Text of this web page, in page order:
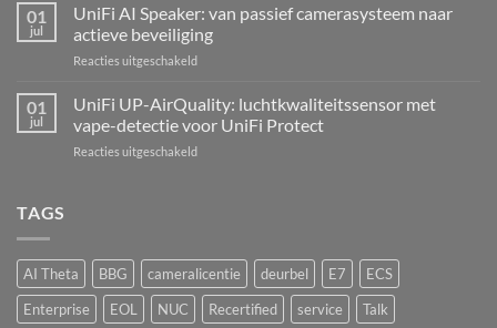
voor
inbraaksensoren
G2:
de
eerste
hardware-
refresh
de
01
jul
UniFi AI Speaker: van passief camerasysteem naar
actieve beveiliging
Reacties uitgeschakeldvoor
Speaker:
van
passief
01
jul
UniFi UP-AirQuality: luchtkwaliteitssensor met
vape-detectie voor UniFi Protect
Reacties uitgeschakeldvoor
vape-
detectie
voor
UniFi
TAGS
AI Theta BBG cameralicentie deurbel E7
ECS
Enterprise
EOL NUC Recertified service
Talk